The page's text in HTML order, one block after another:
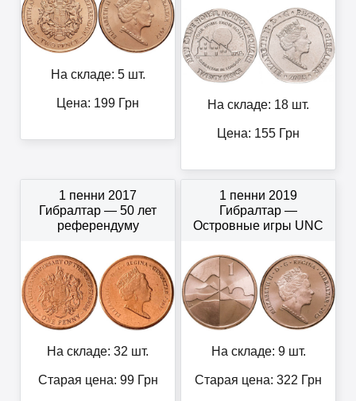
На складе: 5 шт.
Цена: 199 Грн На складе: 18 шт.
Цена: 155 Грн
1 пенни 2017
Гибралтар — 50 лет
референдуму
На складе: 32 шт.
Старая цена: 99Грн
1 пенни 2019
Гибралтар —
Островные игры UNC
На складе: 9 шт.
Старая цена: 322 Грн